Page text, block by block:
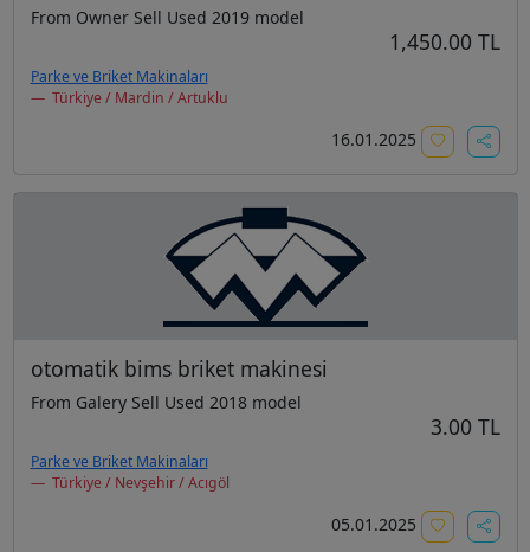
From Owner Sell Used 2019 model
1,450.00 TL
Parke ve Briket Makinaları
Türkiye / Mardin / Artuklu
16.01.2025
otomatik bims briket makinesi
From Galery Sell Used 2018 model
3.00 TL
Parke ve Briket Makinaları
Türkiye / Nevşehir / Acıgöl
05.01.2025